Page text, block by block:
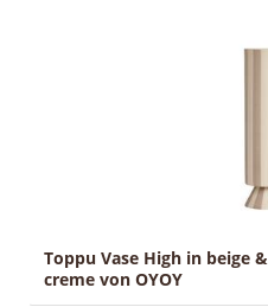
Toppu Vase High in beige &
creme von OYOY